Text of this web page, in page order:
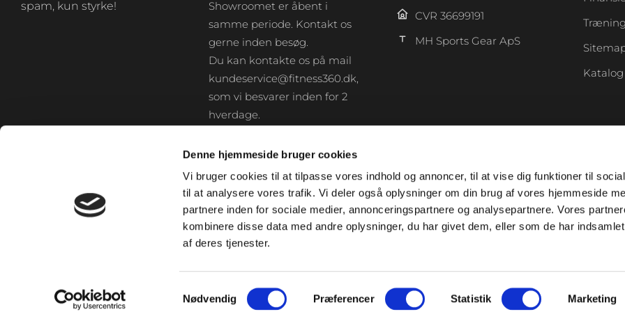
Denne hjemmeside bruger cookies
Vi bruger cookies til at tilpasse vores indhold og annoncer, til at vise dig funktioner til
til at analysere vores trafik. Vi deler også oplysninger om din brug af vores hjemmeside
partnere inden for sociale medier, annonceringspartnere og analysepartnere. Vores
kombinere disse data med andre oplysninger, du har givet dem, eller som de har
af deres tjenester.
Samtykkevalg
Nødvendig Præferencer Statistik Marketing
spam, kun styrke!
Showroomet er åbent i
samme periode. Kontakt os
gerne inden besøg.
Du kan kontakte os på mail
kundeservice@fitness360.dk,
som vi besvarer inden for 2
hverdage.
CVR 36699191
MH Sports Gear ApS
Katalog
a
c
e
b
-